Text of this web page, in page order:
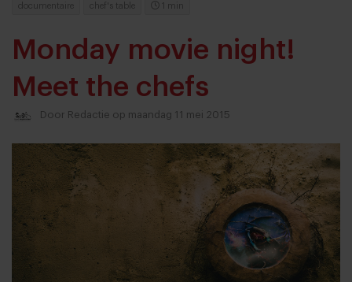
documentaire chef's table 1 min
Monday movie night!
Meet the chefs
Door Redactie op maandag 11 mei 2015